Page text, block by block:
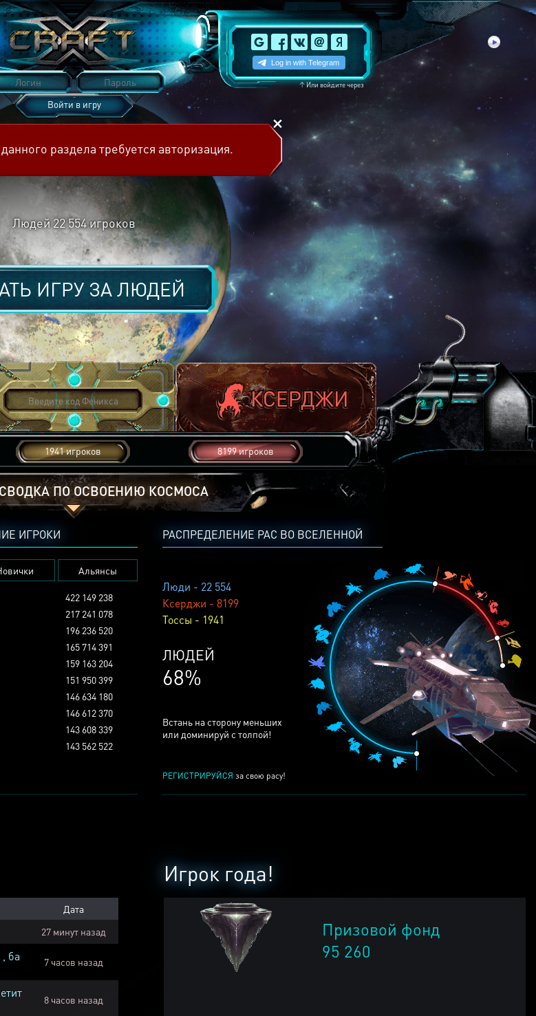
↑Или войдите через
Войти в игру
раздела требуется авторизация.
Людей 22 554игроков
ИГРУ ЗАЛЮДЕЙ
1941 игроков 8199 игроков
ПО ОСВОЕНИЮ КОСМОСА
РАСПРЕДЕЛЕНИЕ РАС ВО ВСЕЛЕННОЙ
Люди - 22 554
Ксерджи - 8199
Тоссы - 1941
КСЕРДЖЕЙ
25%
Встань на сторону меньших
или доминируй с толпой!
РЕГИСТРИРУЙСЯ за свою расу!
ИГРОКИ
Альянсы
422 149 238
217 241 078
196 236 520
165 714 391
159 163 204
151 950 399
146 634 180
146 612 370
143 608 339
143 562 522
Игрок года!
Призовой фонд
95 260
Дата
27 минут назад
ба 7 часов назад
8 часов назад